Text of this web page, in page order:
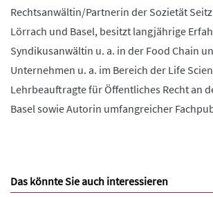
Rechtsanwältin/Partnerin der Sozietät
Lörrach und Basel, besitzt langjährige
Syndikusanwältin u. a. in der Food Chain
Unternehmen u. a. im Bereich der Life
Lehrbeauftragte für Öffentliches Recht an
Basel sowie Autorin umfangreicher
Das könnte Sie auch interessieren